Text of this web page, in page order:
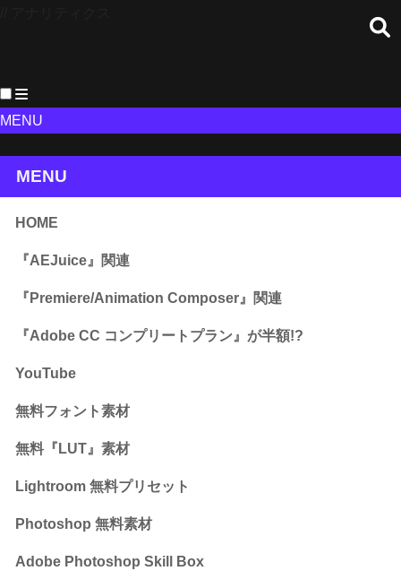
MENU
MENU
HOME
『AEJuice』関連
『Premiere/Animation Composer』関連
『Adobe CC コンプリートプラン』が半額!?
YouTube
無料フォント素材
無料『LUT』素材
Lightroom 無料プリセット
Photoshop 無料素材
Adobe Photoshop Skill Box